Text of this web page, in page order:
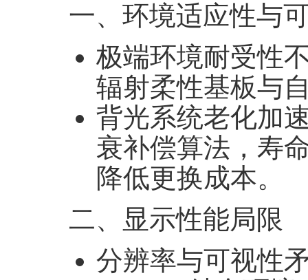
一、环境适应性与
极端环境耐受性
辐射柔性基板与
背光系统老化加
衰补偿算法，寿
降低更换成本。
二、显示性能局限
分辨率与可视性